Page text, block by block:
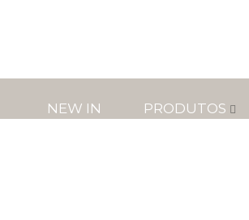
NEW IN PRODUTOS